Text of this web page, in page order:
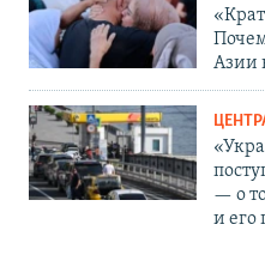
Азии
— о
и его